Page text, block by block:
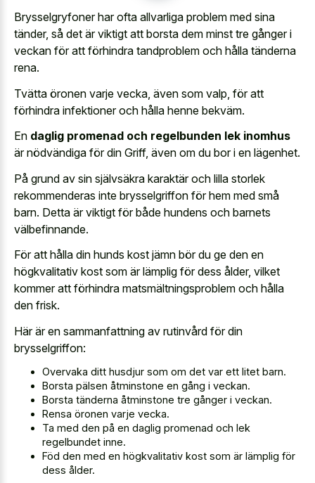
Brysselgryfoner har ofta allvarliga problem med sina
tänder, så det är viktigt att borsta dem minst tre gånger i
veckan för att förhindra tandproblem och hålla tänderna
rena.
Tvätta öronen varje vecka, även som valp, för att
förhindra infektioner och hålla henne bekväm.
En daglig promenad och regelbunden lek inomhus
är nödvändiga för din Griff, även om du bor i en lägenhet.
På grund av sin självsäkra karaktär och lilla storlek
rekommenderas inte brysselgriffon för hem med små
barn. Detta är viktigt för både hundens och barnets
välbefinnande.
För att hålla din hunds kost jämn bör du ge den en
högkvalitativ kost som är lämplig för dess ålder, vilket
kommer att förhindra matsmältningsproblem och hålla
den frisk.
Här är en sammanfattning av rutinvård för din
brysselgriffon:
Overvaka ditt husdjur som om det var ett litet barn.
Borsta pälsen åtminstone en gång i veckan.
Borsta tänderna åtminstone tre gånger i veckan.
Rensa öronen varje vecka.
Ta med den på en daglig promenad och lek
regelbundet inne.
Föd den med en högkvalitativ kost som är lämplig för
dess ålder.